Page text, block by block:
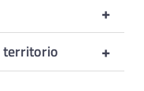
+
+
territorio